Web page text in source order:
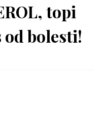
topi
od bolesti!